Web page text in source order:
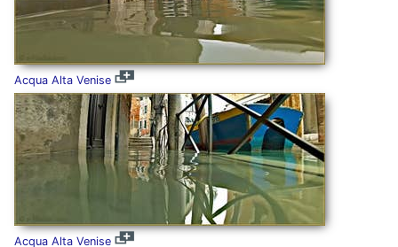
Acqua Alta Venise
Acqua Alta Venise